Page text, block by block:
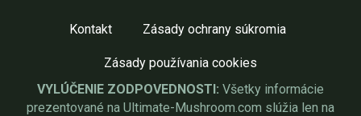
Kontakt Zásady ochrany súkromia
Zásady používania cookies
VYLÚČENIE ZODPOVEDNOSTI: Všetky informácie
prezentované na Ultimate-Mushroom.com slúžia len na